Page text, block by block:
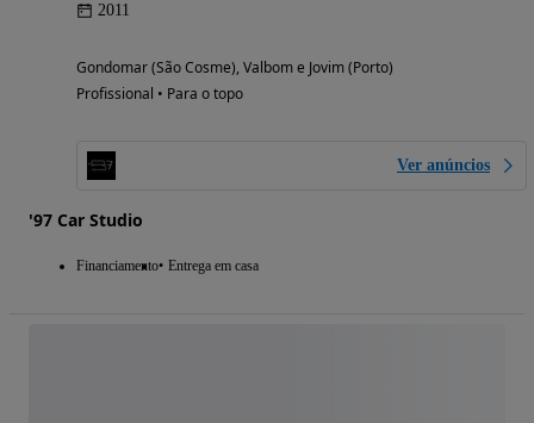
2011
Gondomar (São Cosme), Valbom e Jovim (Porto)
Profissional • Para o topo
Ver anúncios
'97 Car Studio
Financiamento Entrega em casa